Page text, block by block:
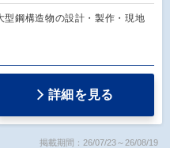
型鋼構造物の設計・製作・現地
詳細を見る
掲載期間：26/07/23～26/08/19